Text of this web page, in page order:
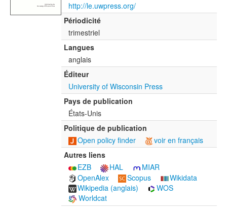
http://le.uwpress.org/
Périodicité
trimestriel
Langues
anglais
Éditeur
University of Wisconsin Press
Pays de publication
États-Unis
Politique de publication
Open policy finder
voir en français
Autres liens
EZB
HAL
MIAR
OpenAlex
Scopus
Wikidata
Wikipedia (anglais)
WOS
Worldcat